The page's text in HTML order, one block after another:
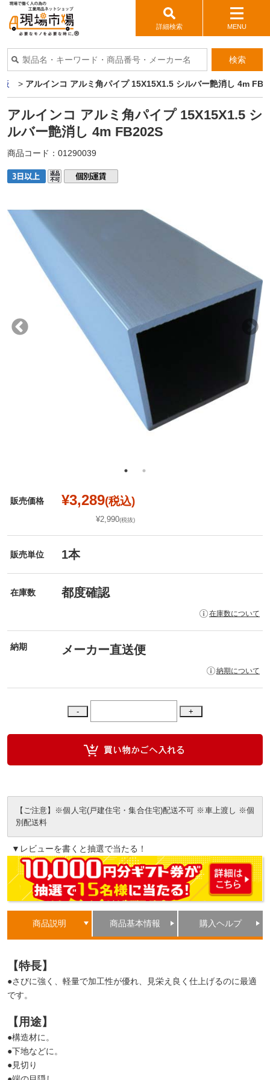
詳細検索 MENU
検索
> アルインコ アルミ角パイプ 15X15X1.5 シルバー艶消し 4m
アルインコ アルミ角パイプ 15X15X1.5 シ
ルバー艶消し 4m FB202S
商品コード： 01290039
販売価格 ¥3,289(税込)
¥2,990(税抜)
販売単位 1本
在庫数 都度確認
在庫数について
納期 メーカー直送便
納期について
【ご注意】※個人宅(戸建住宅・集合住宅)配送不可 ※車上渡し ※個
別配送料
▼レビューを書くと抽選で当たる！
商品説明 商品基本情報 購入ヘルプ
【特長】
●さびに強く、軽量で加工性が優れ、見栄え良く仕上げるのに最適
です。
【用途】
●構造材に。
●下地などに。
●見切り